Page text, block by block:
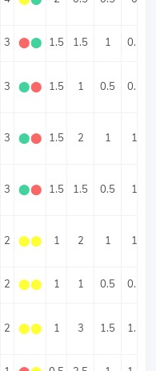
3 ⬤⬤ 1.5 1.5 1 0.5
3 ⬤⬤ 1.5 1 0.5 0.5
3 ⬤⬤ 1.5 2 1 1
3 ⬤⬤ 1.5 1.5 0.5 1
2 ⬤⬤ 1 2 1 1
2 ⬤⬤ 1 1 0.5 0.5
2 ⬤⬤ 1 3 1.5 1.5